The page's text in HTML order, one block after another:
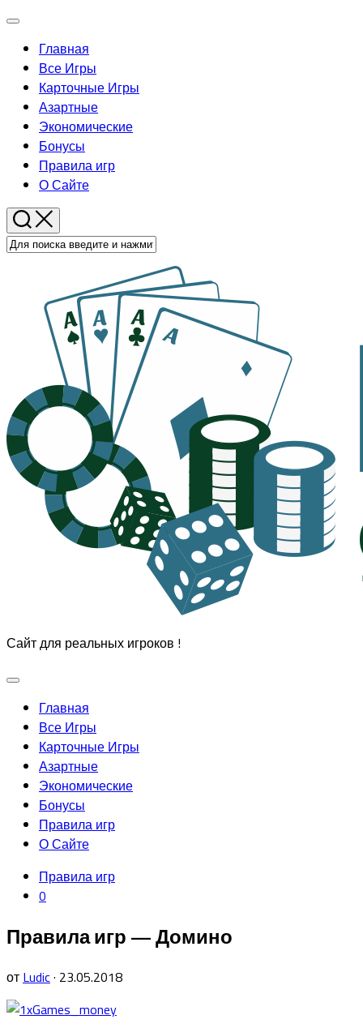
Перейти
содержанию
Развернуть
Главная
Все Игры
Карточные Игры
Азартные
Экономические
Бонусы
Родительская
текущая
страница
Правила игр
О Сайте
Сайт для реальных игроков !
Развернуть
Главная
Все Игры
Карточные Игры
Азартные
Экономические
Бонусы
Родительская
текущая
Правила игр
О Сайте
Правила игр
0
Правила игр — Домино
от Ludic· 23.05.2018